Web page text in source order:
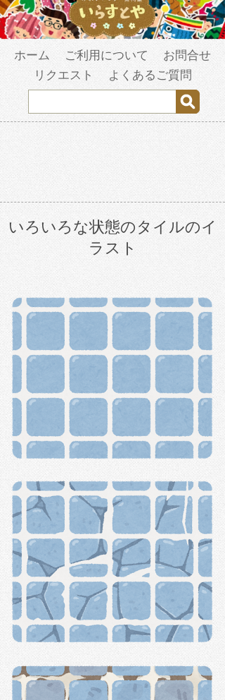
ホーム ご利用について
お問合せ
リクエスト
よくあるご質問
いろいろな状態のタイルのイ
ラスト